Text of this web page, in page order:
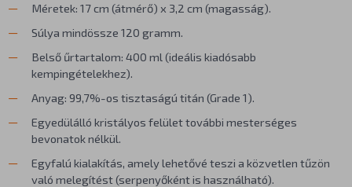
Méretek: 17 cm (átmérő) x 3,2 cm (magasság).
Súlya mindössze 120 gramm.
Belső űrtartalom: 400 ml (ideális kiadósabb
kempingételekhez).
Anyag: 99,7%-os tisztaságú titán (Grade 1).
Egyedülálló kristályos felület további mesterséges
bevonatok nélkül.
Egyfalú kialakítás, amely lehetővé teszi a közvetlen tűzön
való melegítést (serpenyőként is használható).